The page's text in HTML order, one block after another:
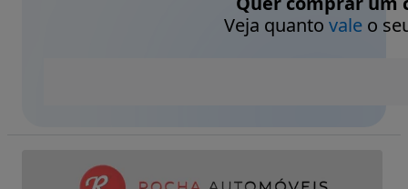
Veja quanto valeo